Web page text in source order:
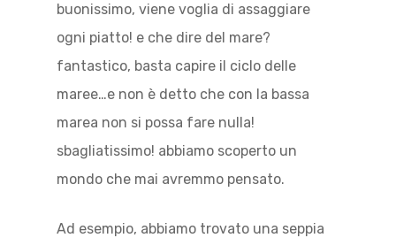
buonissimo, viene voglia di assaggiare
ogni piatto! e che dire del mare?
fantastico, basta capire il ciclo delle
maree…e non è detto che con la bassa
marea non si possa fare nulla!
sbagliatissimo! abbiamo scoperto un
mondo che mai avremmo pensato.
Ad esempio, abbiamo trovato una seppia